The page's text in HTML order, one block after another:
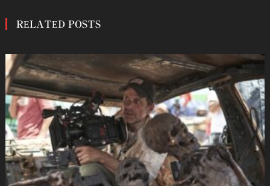
ナ
ビ
ゲ
ー
シ
ョ
ン
RELATED POSTS